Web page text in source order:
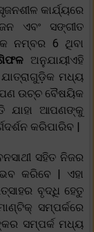
କାର୍ଯ୍ୟରେ
ଏବଂ ସଙ୍ଗୀତ
ନମ୍ବର 6 ଥିବା
ଅନୁଯାୟୀଏହି
ମଧ୍ୟ
ଉଚ୍ଚ ବୈଷୟିକ
ଯାହା ଆପଣଙ୍କୁ
କରିପାରିବ |
ସହିତ ନିଜର
କରିବେ | ଏହା
ବୃଦ୍ଧି ହେତୁ
ସମ୍ପର୍କରେ
ସମ୍ପର୍କ ମଧ୍ୟ